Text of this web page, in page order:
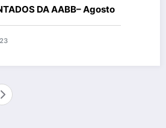
DA AABB– Agosto